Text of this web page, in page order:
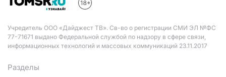
Учредитель ООО «Дайджест ТВ». Св-во о регистрации СМИ ЭЛ №ФС
77-71671 выдано Федеральной службой по надзору в сфере связи,
информационных технологий и массовых коммуникаций 23.11.2017
Разделы